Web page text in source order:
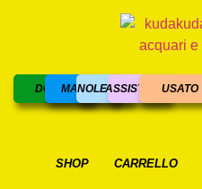
DOLCEMARINO
NOLEGGIOASSISTENZAUSATO
SHOP CARRELLO